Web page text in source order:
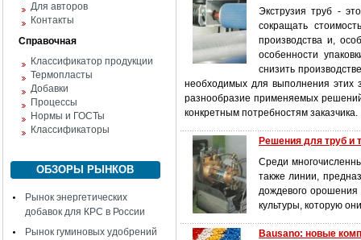
Для авторов
Контакты
Справочная
Классификатор продукции
Термопласты
Добавки
Процессы
Нормы и ГОСТы
Классификаторы
ОБЗОРЫ РЫНКОВ
Рынок энергетических
добавок для КРС в России
Рынок гуминовых удобрений
Экструзия труб -
сокращать
производства и,
особенности
снизить
необходимых для выполнения этих
разнообразие применяемых
конкретным потребностям заказчика.
Решения для труб и
Среди
также линии,
дождевого орошения
культуры, которую
Bausano: новые